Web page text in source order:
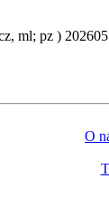
ml; pz )
O